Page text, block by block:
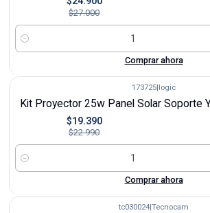
$27.000
Cantidad
Comprar ahora
173725|logic
Kit Proyector 25w Panel Solar Soporte
$19.390
$22.990
Cantidad
Comprar ahora
tc030024|Tecnocam